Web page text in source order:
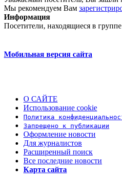
Мы рекомендуем Вам
Информация
Посетители, находящиеся в группе
Мобильная версия сайта
О САЙТЕ
Использование cookie
Политика
Запрещено к публикации
Оформление новости
Для журналистов
Расширенный поиск
Все последние новости
Карта сайта